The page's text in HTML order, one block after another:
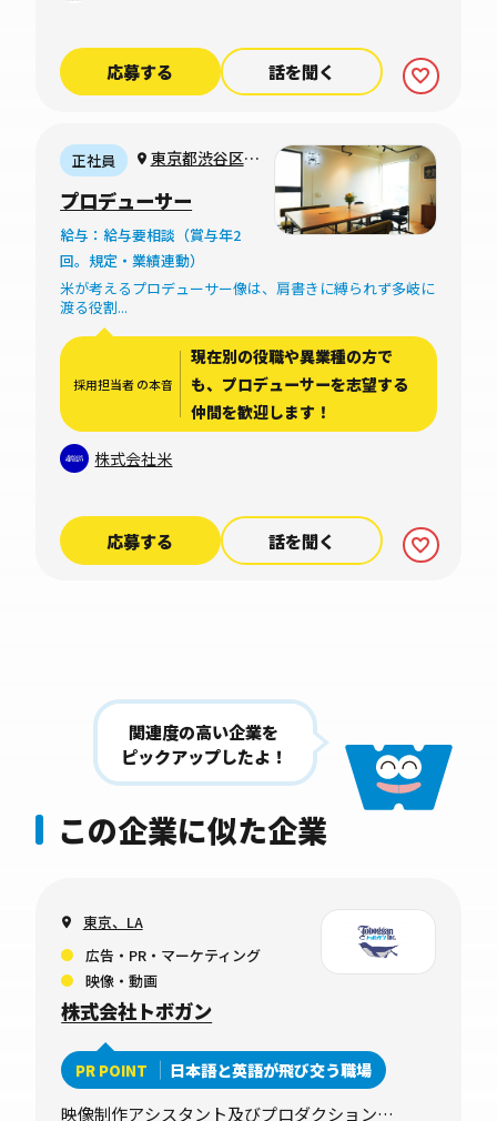
応募する 話を聞く
正社員
東京都渋谷区神
プロデューサー
給与：給与要相談（賞与年2
回。規定・業績連動）
米が考えるプロデューサー像は、肩書きに縛られず多岐に
渡る役割...
採用担当者 の本音
現在別の役職や異業種の方で
も、プロデューサーを志望する
仲間を歓迎します！
株式会社米
応募する 話を聞く
この企業に似た企業
関連度の高い企業を
ピックアップしたよ！
東京、LA
広告・PR・マーケティング
映像・動画
株式会社トボガン
PR POINT 日本語と英語が飛び交う職場
映像制作アシスタント及びプロダクションマ